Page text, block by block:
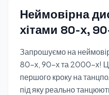
Неймовірна
хітами 80-х,
Запрошуємо на
80-х, 90-х та 2000-х! Ця
першого кроку на
під яку реально